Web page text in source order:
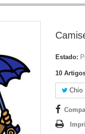
Estado:
10
Chío